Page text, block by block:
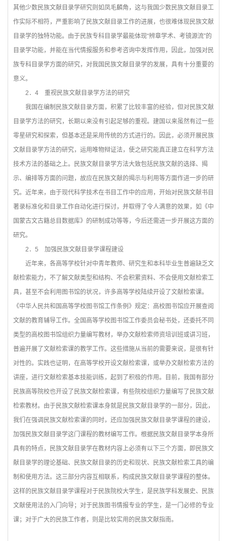
其他少数民族文献目录学研究则如凤毛麟角，这与我国少数民族文献目录工
作实际不相符，严重影响了民族文献目录工作的进展，也很难体现民族文献
目录学的独特功能。由于民族专科目录学最能体现“辨章学术、考镜源流”的
目录学功能，并能在当代情报服务和参考咨询中发挥作用，因此，加强对民
族专科目录学方面的研究，对我国民族文献目录学的发展，具有十分重要的
意义。
2 ．4 重视民族文献目录学方法的研究
我国在编制民族文献目录方面，积累了比较丰富的经验，但对民族文献
目录学方法的研究，长期以来没有引起足够的重视。建国以来虽然有过一些
零星研究和探索，但基本还是采用传统的方式进行的。因此，必须开展民族
文献目录学方法的研究，运用唯物辩证法，使之研究能真正建立在科学方法
技术方法的基础之上。民族文献目录学方法大致包括民族文献的选择、揭
示、编排等方面的问题，故应在民族文献的揭示与利用等方面作进一步的研
究。近年来，由于现代科学技术在书目工作中的应用，开始对民族文献书目
著录标准化和目录工作自动化进行探讨，并取得了令人满意的效果，如《中
国蒙古文古籍总目数据库》的研制成功等等，今后还需进一步开展这方面的
研究。
2 ．5 加强民族文献目录学课程建设
近年来，各高等学校针对中青年教师、研究生和本科毕业生普遍缺乏文
献检索能力，不了解文献类型和结构、不会积累资料、不会使用文献检索工
具，甚至不会利用图书馆的状况，许多高等学校陆续开设了文献检索课。
《中华人民共和国高等学校图书馆工作条例》规定：高校图书馆应开展查阅
文献的教育辅导工作。全国高等学校图书馆工作委员会秘书处，还委托不同
类型的高校图书馆组织力量编写教材，举办文献检索师资培训班或讲习班，
普遍开展了文献检索课的教学工作。这些措施从当前的需要来说，是很有针
对性的。实践也证明，在高等学校开设文献检索课，或举办文献检索方法的
讲座，进行文献检索基本技能训练，起到了积极的作用。目前，我国有部分
民族高等院校也开设了民族文献检索课，有些院校组织力量编写了民族文献
检索教材。由于民族文献检索课本身就是民族文献目录学的一部分，因此，
我们在强调民族文献检索课的同时，还应加强民族文献目录学课程的建设，
加强民族文献目录学这门课程的教材编写工作。根据民族文献目录学本身所
具有的特点，民族文献目录学在教材内容上必须有以下三个方面，即民族文
献目录学的理论基础、民族文献目录的历史和现状、民族文献检索工具的编
制和使用方法。这三部分内容互相联系，构成民族文献目录学课程的整体。
这样的民族文献目录学课程对于民族院校大学生，是民族学科发展史、民族
文献使用法的入门向导；对于民族图书情报专业的学生，是一门必修的专业
课；对于广大的民族工作者，则是比较实用的民族文献指南。